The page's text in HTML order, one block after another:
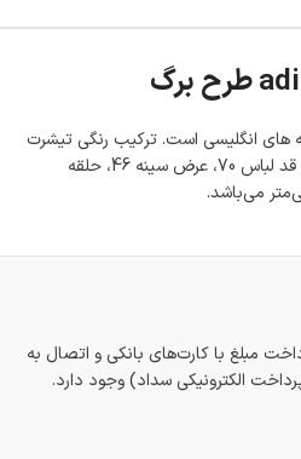
و بدون ضامن امکان‌پذیر
محصولات ارائه می‌شود.
های انگلیسی است. ترکیب رنگی تیشرت
خاکستری، مشکی و زرد می‌باشد. قد لباس 70، عرض سینه 46، حلقه
مبلغ با کارت‌های بانکی و اتصال به
الکترونیکی سداد) وجود دارد.